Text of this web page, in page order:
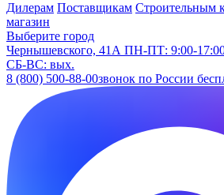
Дилерам Поставщикам Строительным
магазин
Выберите город
Чернышевского, 41А ПН-ПТ: 9:00-
СБ-ВС: вых.
8 (800) 500-88-00звонок по России